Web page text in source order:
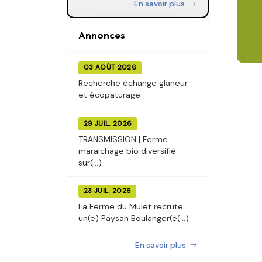
En savoir plus
Annonces
03 AOÛT 2026
Recherche échange glaneur
et écopaturage
29 JUIL. 2026
TRANSMISSION | Ferme
maraichage bio diversifié
sur(...)
23 JUIL. 2026
La Ferme du Mulet recrute
un(e) Paysan Boulanger(è(...)
En savoir plus